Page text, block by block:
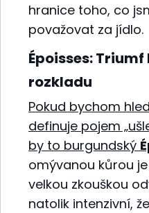
hranice toho, co
považovat za jídlo.
Époisses:
rozkladu
Pokud bychom
definuje pojem
by to burgundský
omývanou kůrou
velkou zkouškou
natolik intenzivní,